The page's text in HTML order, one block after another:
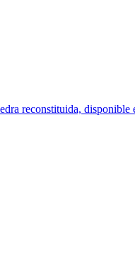
reconstituida,